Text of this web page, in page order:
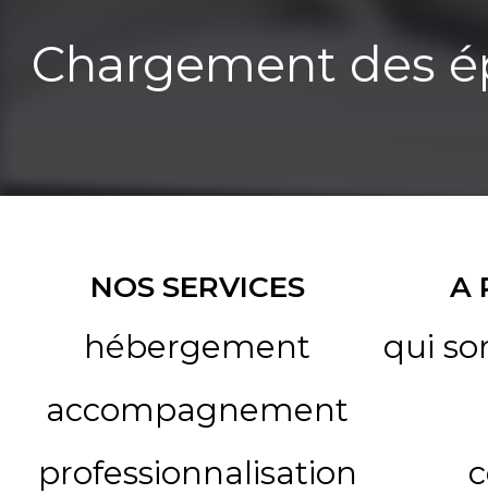
Chargement des
NOS SERVICES
hébergement
accompagnement
professionnalisation
A
qui